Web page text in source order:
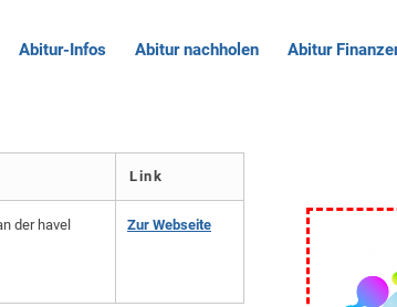
Abitur-Infos Abitur nachholen Abitur
Link
der havel Zur Webseite